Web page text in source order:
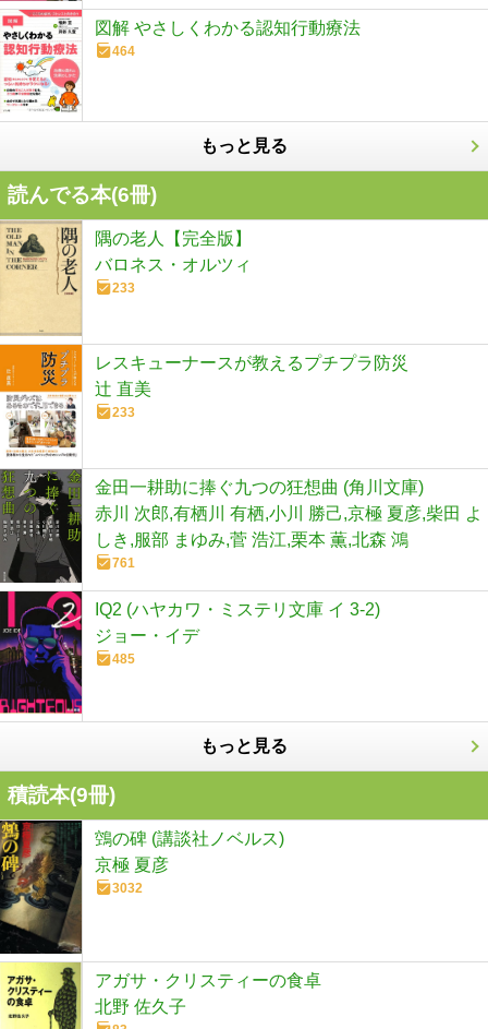
図解 やさしくわかる認知行動療法
464
もっと見る
読んでる本(6冊)
隅の老人【完全版】
バロネス・オルツィ
233
レスキューナースが教えるプチプラ防災
辻 直美
233
金田一耕助に捧ぐ九つの狂想曲 (角川文庫)
赤川 次郎,有栖川 有栖,小川 勝己,京極 夏彦,柴田 よ
しき,服部 まゆみ,菅 浩江,栗本 薫,北森 鴻
761
IQ2 (ハヤカワ・ミステリ文庫 イ 3-2)
ジョー・イデ
485
もっと見る
積読本(9冊)
鵼の碑 (講談社ノベルス)
京極 夏彦
3032
アガサ・クリスティーの食卓
北野 佐久子